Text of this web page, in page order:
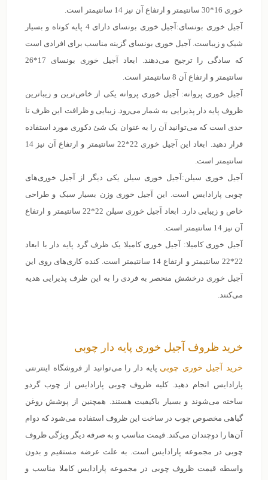
خوری 16*30 سانتیمتر و ارتفاع آن نیز 14 سانتیمتر است.
آجیل خوری بونسای:آجیل خوری بونسای دارای 4 پایه‌ کوتاه و بسیار
شیک و زیباست. آجیل خوری بونسای گزینه مناسب برای افرادی است
که سادگی را ترجیح می‌دهند. ابعاد آجیل خوری بونسای 17*26
سانتیمتر و ارتفاع آن 8 سانتیمتر است.
آجیل خوری پروانه: آجیل خوری پروانه یکی از خاص‌ترین و زیباترین
ظروف پایه دار پذیرایی به شمار می‌رود. زیبایی و ظرافت این ظرف تا
حدی است که می‌توانید آن را به عنوان یک شئ دکوری مورد استفاده
قرار دهید. ابعاد این آجیل خوری 22*22 سانتیمتر و ارتفاع آن نیز 14
سانتیمتر است‌.
آجیل خوری سیلن:آجیل خوری سیلن یکی دیگر از آجیل خوری‌های
چوبی پارادایس است. این آجیل خوری وزن بسیار سبک و طراحی
خاص و زیبایی دارد. ابعاد آجیل خوری سیلن 22*22 سانتیمتر و ارتفاع
آن نیز 14 سانتیمتر است.
آجیل خوری کامیلا: آجیل خوری کامیلا یک ظرف گرد پایه دار با ابعاد
22*22 سانتیمتر و ارتفاع 14 سانتیمتر است. کنده کاری‌های روی این
آجیل خوری درخشش منحصر به فردی را به این ظرف پذیرایی هدیه
می‌کنند.
خرید ظروف آجیل خوری پایه دار چوبی
خرید آجیل خوری چوبی پایه دار را می‌توانید از فروشگاه اینترنتی
پارادایس انجام دهید. کلیه ظروف چوبی پارادایس از چوب گردو
ساخته می‌شوند و بسیار باکیفیت هستند. همچنین از پوشش روغن
گیاهی مخصوص چوب در ساخت این ظروف استفاده می‌شود که دوام
آن‌ها را دوچندان می‌کند. قیمت مناسب و به صرفه دیگر ویژگی ظروف
چوبی در مجموعه پارادایس است. به علت عرضه مستقیم و بدون
واسطه قیمت ظروف چوبی در مجموعه پارادایس کاملا مناسب و